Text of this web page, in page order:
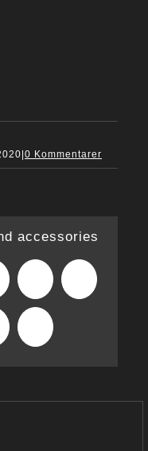
0 Kommentarer
accessories
WhatsAppTumblr
mail